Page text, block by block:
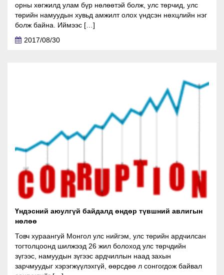
орны хөгжилд улам бүр нөлөөтэй болж, улс төрчид, улс
төрийн намуудын хувьд амжилт олох үндсэн нөхцлийн нэг
болж байна. Иймээс […]
2017/08/30
Үндэсний аюулгүй байдалд өндөр түвшний авлигын
нөлөө
Товч хураангуй Монгол улс нийгэм, улс төрийн ардчилсан
тогтолцоонд шилжээд 26 жил болоход улс төрчдийн
зүгээс, намуудын зүгээс ардчиллын наад захын
зарчмуудыг хэрэгжүүлэхгүй, өөрсдөө л сонгогдож байвал